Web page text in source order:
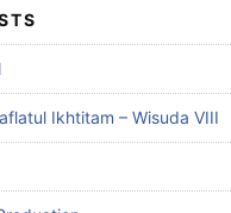
Ikhtitam – Wisuda VIII